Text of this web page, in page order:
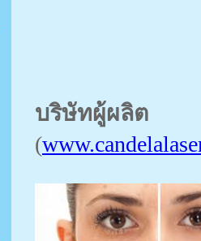
บริษัทผู้ผลิต
(